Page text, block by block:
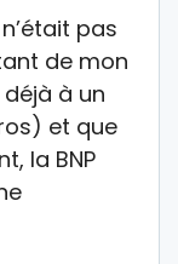
pas
de mon
à un
et que
la BNP